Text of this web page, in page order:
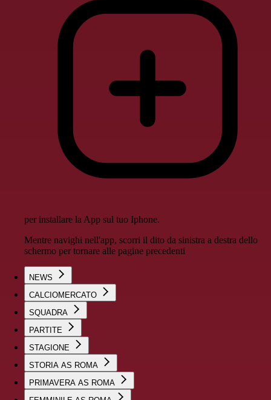
per installare la App sul tuo Iphone.
Mentre navighi nell'app, scorri il dito da sinistra a destra dello
schermo per tornare alle pagine precedenti
NEWS
CALCIOMERCATO
SQUADRA
PARTITE
STAGIONE
STORIA AS ROMA
PRIMAVERA AS ROMA